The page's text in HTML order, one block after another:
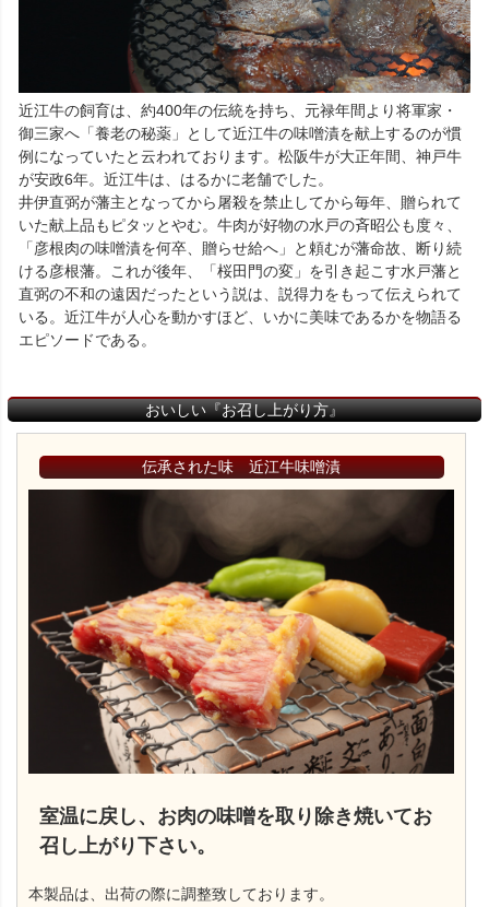
近江牛の飼育は、約400年の伝統を持ち、元禄年間より将軍家・
御三家へ「養老の秘薬」として近江牛の味噌漬を献上するのが慣
例になっていたと云われております。松阪牛が大正年間、神戸牛
が安政6年。近江牛は、はるかに老舗でした。
井伊直弼が藩主となってから屠殺を禁止してから毎年、贈られて
いた献上品もピタッとやむ。牛肉が好物の水戸の斉昭公も度々、
「彦根肉の味噌漬を何卒、贈らせ給へ」と頼むが藩命故、断り続
ける彦根藩。これが後年、「桜田門の変」を引き起こす水戸藩と
直弼の不和の遠因だったという説は、説得力をもって伝えられて
いる。近江牛が人心を動かすほど、いかに美味であるかを物語る
エピソードである。
おいしい『お召し上がり方』
伝承された味 近江牛味噌漬
室温に戻し、お肉の味噌を取り除き焼いてお
召し上がり下さい。
本製品は、出荷の際に調整致しております。